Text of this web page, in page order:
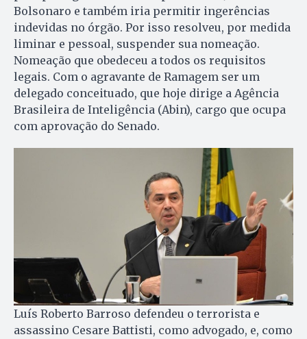
Bolsonaro e também iria permitir ingerências
indevidas no órgão. Por isso resolveu, por medida
liminar e pessoal, suspender sua nomeação.
Nomeação que obedeceu a todos os requisitos
legais. Com o agravante de Ramagem ser um
delegado conceituado, que hoje dirige a Agência
Brasileira de Inteligência (Abin), cargo que ocupa
com aprovação do Senado.
Luís Roberto Barroso defendeu o terrorista e
assassino Cesare Battisti, como advogado, e, como